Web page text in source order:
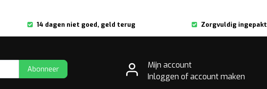
14 dagen niet goed, geld terug Zorgvuldig ingepakt
Abonneer
Mijn account
Inloggen of account maken